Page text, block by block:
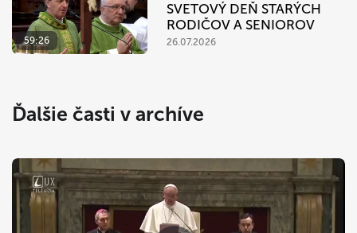
59:26
SVETOVÝ DEŇ STARÝCH
RODIČOV A SENIOROV
26.07.2026
Ďalšie časti v archíve